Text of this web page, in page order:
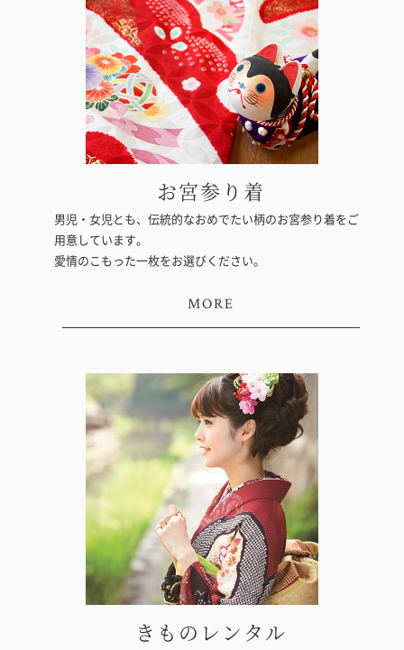
お宮参り着
男児・女児とも、伝統的なおめでたい柄のお宮参り着をご
用意しています。
愛情のこもった一枚をお選びください。
MORE
きものレンタル